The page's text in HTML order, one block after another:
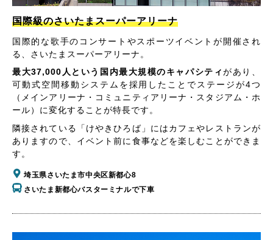
国際級のさいたまスーパーアリーナ
国際的な歌手のコンサートやスポーツイベントが開催され
る、さいたまスーパーアリーナ。
最大37,000人という国内最大規模のキャパシティがあり、
可動式空間移動システムを採用したことでステージが4つ
（メインアリーナ・コミュニティアリーナ・スタジアム・ホ
ール）に変化することが特長です。
隣接されている「けやきひろば」にはカフェやレストランが
ありますので、イベント前に食事などを楽しむことができま
す。
埼玉県さいたま市中央区新都心8
さいたま新都心バスターミナルで下車